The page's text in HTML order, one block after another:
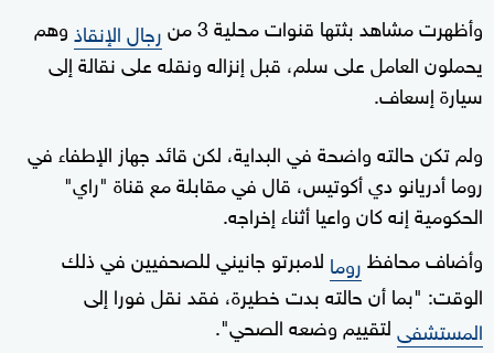
وأظهرت مشاهد بثتها قنوات محلية 3 من
رجال الإنقاذوهم
يحملون العامل على سلم، قبل إنزاله ونقله على نقالة إلى
سيارة إسعاف.
ولم تكن حالته واضحة في البداية، لكن قائد جهاز الإطفاء في
روما أدريانو دي أكوتيس، قال في مقابلة مع قناة "راي"
الحكومية إنه كان واعيا أثناء إخراجه.
وأضاف محافظروما لامبرتو جانيني للصحفيين في ذلك
الوقت: "بما أن حالته بدت خطيرة، فقد نقل فورا إلى
المستشفىلتقييم وضعه الصحي".